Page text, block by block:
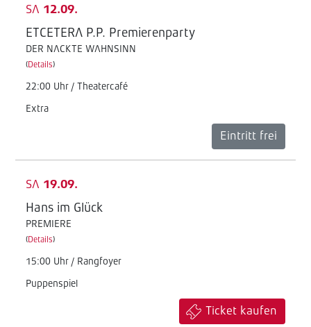
SA 12.09.
ETCETERA P.P. Premierenparty
DER NACKTE WAHNSINN
(Details)
22:00 Uhr / Theatercafé
Extra
Eintritt frei
SA 19.09.
Hans im Glück
PREMIERE
(Details)
15:00 Uhr / Rangfoyer
Puppenspiel
Ticket kaufen